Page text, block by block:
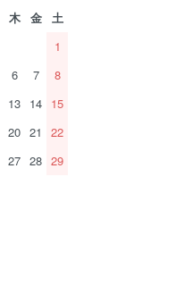
木 金
土
1
6 7
8
13 14 15
20 21
22
27 28 29